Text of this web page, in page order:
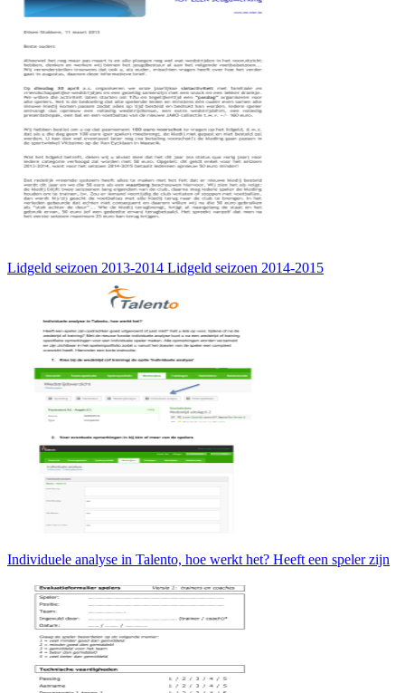
Lidgeld seizoen 2013-2014 Lidgeld seizoen 2014-2015
Individuele analyse in Talento, hoe werkt het? Heeft een speler zijn